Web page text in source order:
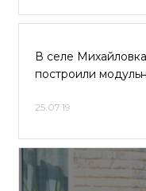
В селе
построили
25.07.19